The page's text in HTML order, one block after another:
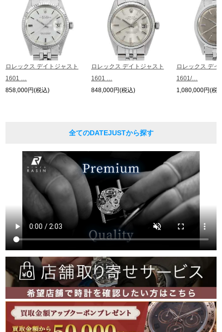
ロレックス デイトジャスト
1601 …
858,000円(税込)
ロレックス デイトジャスト
1601 …
848,000円(税込)
ロレックス デイ
1601/…
1,080,000円(税
全てのDATEJUSTから探す